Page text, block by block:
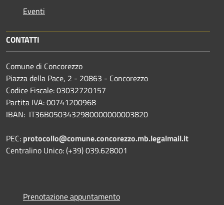
Eventi
CONTATTI
Comune di Concorezzo
Piazza della Pace, 2 - 20863 - Concorezzo
Codice Fiscale: 03032720157
Partita IVA: 00741200968
IBAN: IT36B0503432980000000003820
PEC: protocollo@comune.concorezzo.mb.legalmail.it
Centralino Unico: (+39) 039.628001
Prenotazione appuntamento